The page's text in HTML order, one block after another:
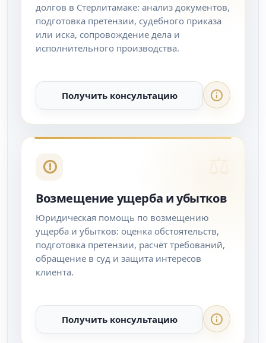
долгов в Стерлитамаке: анализ документов,
подготовка претензии, судебного приказа
или иска, сопровождение дела и
исполнительного производства.
Получить консультацию
Возмещение ущерба и убытков
Юридическая помощь по возмещению
ущерба и убытков: оценка обстоятельств,
подготовка претензии, расчёт требований,
обращение в суд и защита интересов
клиента.
Получить консультацию